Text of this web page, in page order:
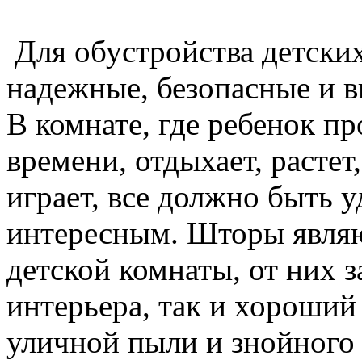
Для обустройства
надежные, безопасные и
В комнате, где ребенок
времени, отдыхает,
играет, все должно
интересным. Шторы
детской комнаты, от них
интерьера, так и
уличной пыли и знойного